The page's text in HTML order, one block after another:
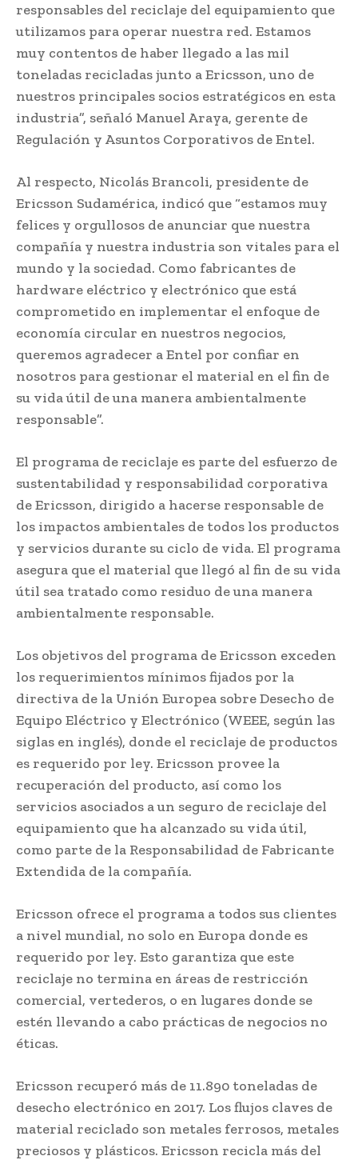
responsables del reciclaje del equipamiento que
utilizamos para operar nuestra red. Estamos
muy contentos de haber llegado a las mil
toneladas recicladas junto a Ericsson, uno de
nuestros principales socios estratégicos en esta
industria”, señaló Manuel Araya, gerente de
Regulación y Asuntos Corporativos de Entel.
Al respecto, Nicolás Brancoli, presidente de
Ericsson Sudamérica, indicó que “estamos muy
felices y orgullosos de anunciar que nuestra
compañía y nuestra industria son vitales para el
mundo y la sociedad. Como fabricantes de
hardware eléctrico y electrónico que está
comprometido en implementar el enfoque de
economía circular en nuestros negocios,
queremos agradecer a Entel por confiar en
nosotros para gestionar el material en el fin de
su vida útil de una manera ambientalmente
responsable”.
El programa de reciclaje es parte del esfuerzo de
sustentabilidad y responsabilidad corporativa
de Ericsson, dirigido a hacerse responsable de
los impactos ambientales de todos los productos
y servicios durante su ciclo de vida. El programa
asegura que el material que llegó al fin de su vida
útil sea tratado como residuo de una manera
ambientalmente responsable.
Los objetivos del programa de Ericsson exceden
los requerimientos mínimos fijados por la
directiva de la Unión Europea sobre Desecho de
Equipo Eléctrico y Electrónico (WEEE, según las
siglas en inglés), donde el reciclaje de productos
es requerido por ley. Ericsson provee la
recuperación del producto, así como los
servicios asociados a un seguro de reciclaje del
equipamiento que ha alcanzado su vida útil,
como parte de la Responsabilidad de Fabricante
Extendida de la compañía.
Ericsson ofrece el programa a todos sus clientes
a nivel mundial, no solo en Europa donde es
requerido por ley. Esto garantiza que este
reciclaje no termina en áreas de restricción
comercial, vertederos, o en lugares donde se
estén llevando a cabo prácticas de negocios no
éticas.
Ericsson recuperó más de 11.890 toneladas de
desecho electrónico en 2017. Los flujos claves de
material reciclado son metales ferrosos, metales
preciosos y plásticos. Ericsson recicla más del